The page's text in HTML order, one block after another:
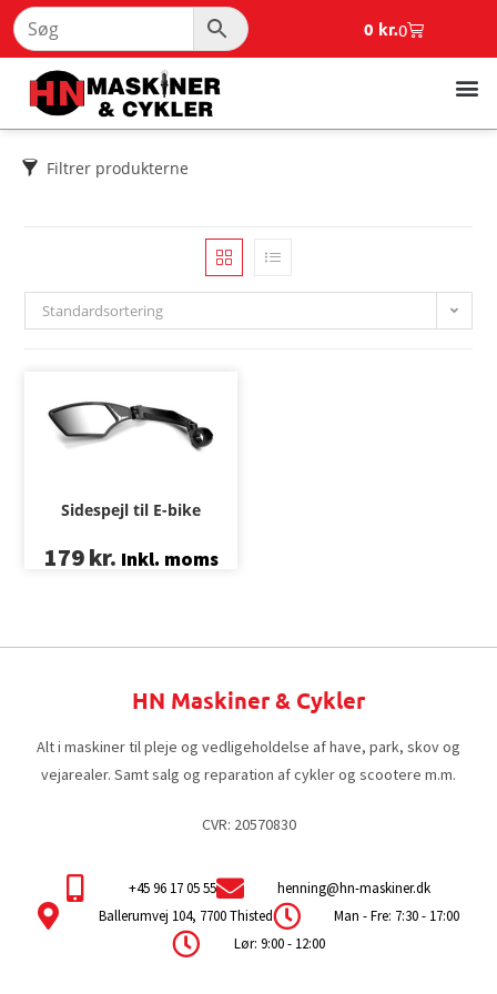
0 kr.0
Filtrer produkterne
Standardsortering
Sidespejl til E-bike
179kr. Inkl. moms
HN Maskiner & Cykler
Alt i maskiner til pleje og vedligeholdelse af have, park, skov og
vejarealer. Samt salg og reparation af cykler og scootere m.m.
CVR: 20570830
+45 96 17 05 55
henning@hn-maskiner.dk
Ballerumvej 104, 7700 Thisted
Man - Fre: 7:30 - 17:00
Lør: 9:00 - 12:00